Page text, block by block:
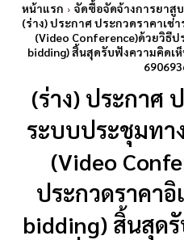
หน้าแรก จัดซื้อจัดจ้างการยาสู
(ร่าง) ประกาศ ประกวดราคาเ
(Video Conference)ด้วยวิธี
bidding) สิ้นสุดรับฟังความคิดเ
(ร่าง) ประกาศ
ระบบประชุมทา
(Video
ประกวดราคา
bidding) สิ้นสุด